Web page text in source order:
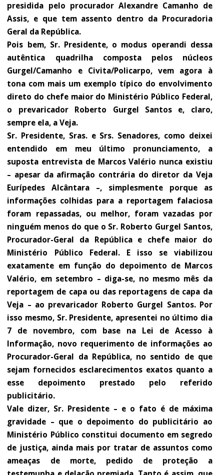
presidida pelo procurador Alexandre Camanho de
Assis, e que tem assento dentro da Procuradoria
Geral da República.
Pois bem, Sr. Presidente, o modus operandi dessa
autêntica quadrilha composta pelos núcleos
Gurgel/Camanho e Civita/Policarpo, vem agora à
tona com mais um exemplo típico do envolvimento
direto do chefe maior do Ministério Público Federal,
o prevaricador Roberto Gurgel Santos e, claro,
sempre ela, a Veja.
Sr. Presidente, Sras. e Srs. Senadores, como deixei
entendido em meu último pronunciamento, a
suposta entrevista de Marcos Valério nunca existiu
– apesar da afirmação contrária do diretor da Veja
Eurípedes Alcântara –, simplesmente porque as
informações colhidas para a reportagem falaciosa
foram repassadas, ou melhor, foram vazadas por
ninguém menos do que o Sr. Roberto Gurgel Santos,
Procurador-Geral da República e chefe maior do
Ministério Público Federal. E isso se viabilizou
exatamente em função do depoimento de Marcos
Valério, em setembro – diga-se, no mesmo mês da
reportagem de capa ou das reportagens de capa da
Veja – ao prevaricador Roberto Gurgel Santos. Por
isso mesmo, Sr. Presidente, apresentei no último dia
7 de novembro, com base na Lei de Acesso à
Informação, novo requerimento de informações ao
Procurador-Geral da República, no sentido de que
sejam fornecidos esclarecimentos exatos quanto a
esse depoimento prestado pelo referido
publicitário.
Vale dizer, Sr. Presidente – e o fato é de máxima
gravidade – que o depoimento do publicitário ao
Ministério Público constitui documento em segredo
de justiça, ainda mais por tratar de assuntos como
ameaças de morte, pedido de proteção a